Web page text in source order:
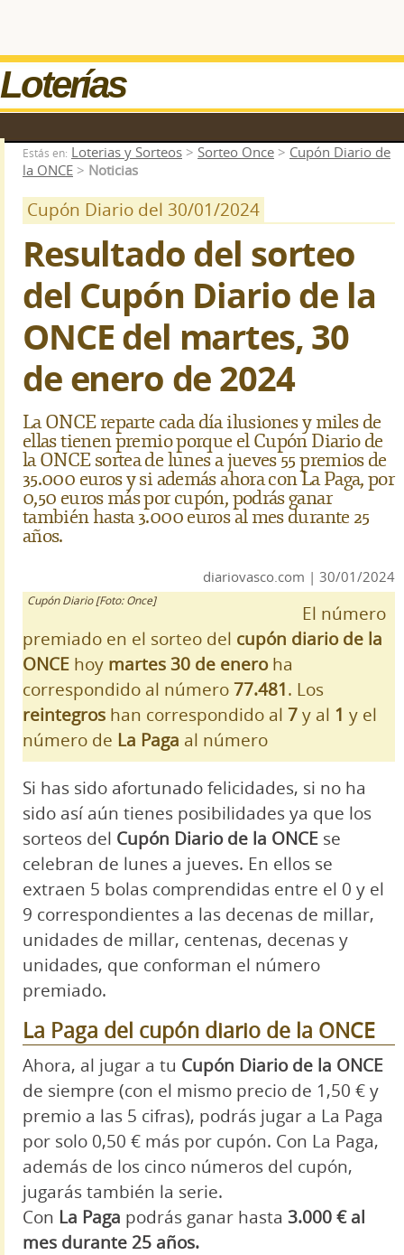
Loterías
Estás en: Loterias y Sorteos > Sorteo Once > Cupón Diario de
la ONCE > Noticias
Cupón Diario del 30/01/2024
Resultado del sorteo
del Cupón Diario de la
ONCE del martes, 30
de enero de 2024
La ONCE reparte cada día ilusiones y miles de
ellas tienen premio porque el Cupón Diario de
la ONCE sortea de lunes a jueves 55 premios de
35.000 euros y si además ahora con La Paga, por
0,50 euros más por cupón, podrás ganar
también hasta 3.000 euros al mes durante 25
años.
diariovasco.com | 30/01/2024
Cupón Diario [Foto: Once]
El número
premiado en el sorteo del cupón diario de la
ONCE hoy martes 30 de eneroha
correspondido al número77.481. Los
reintegros han correspondido al 7y al 1 y el
número de La Paga al número
Si has sido afortunado felicidades, si no ha
sido así aún tienes posibilidades ya que los
sorteos del Cupón Diario de la ONCE se
celebran de lunes a jueves. En ellos se
extraen 5 bolas comprendidas entre el 0 y el
9 correspondientes a las decenas de millar,
unidades de millar, centenas, decenas y
unidades, que conforman el número
premiado.
La Paga del cupón diario de la ONCE
Ahora, al jugar a tu Cupón Diario de la ONCE
de siempre (con el mismo precio de 1,50 € y
premio a las 5 cifras), podrás jugar a La Paga
por solo 0,50 € más por cupón. Con La Paga,
además de los cinco números del cupón,
jugarás también la serie.
Con La Paga podrás ganar hasta 3.000 € al
mes durante 25 años.